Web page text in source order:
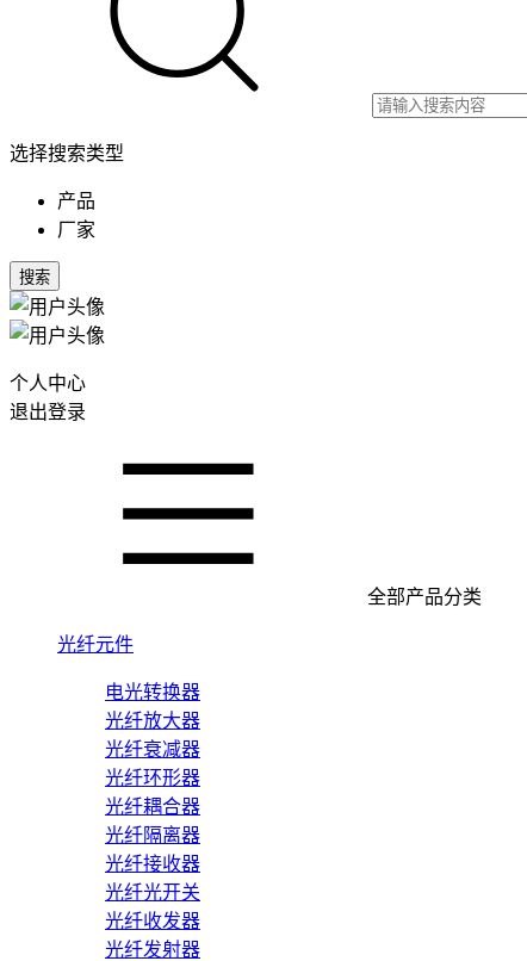
选择搜索类型
产品
厂家
搜索
个人中心
退出登录
全部产品分类
光纤元件
电光转换器
光纤放大器
光纤衰减器
光纤环形器
光纤耦合器
光纤隔离器
光纤接收器
光纤光开关
光纤收发器
光纤发射器